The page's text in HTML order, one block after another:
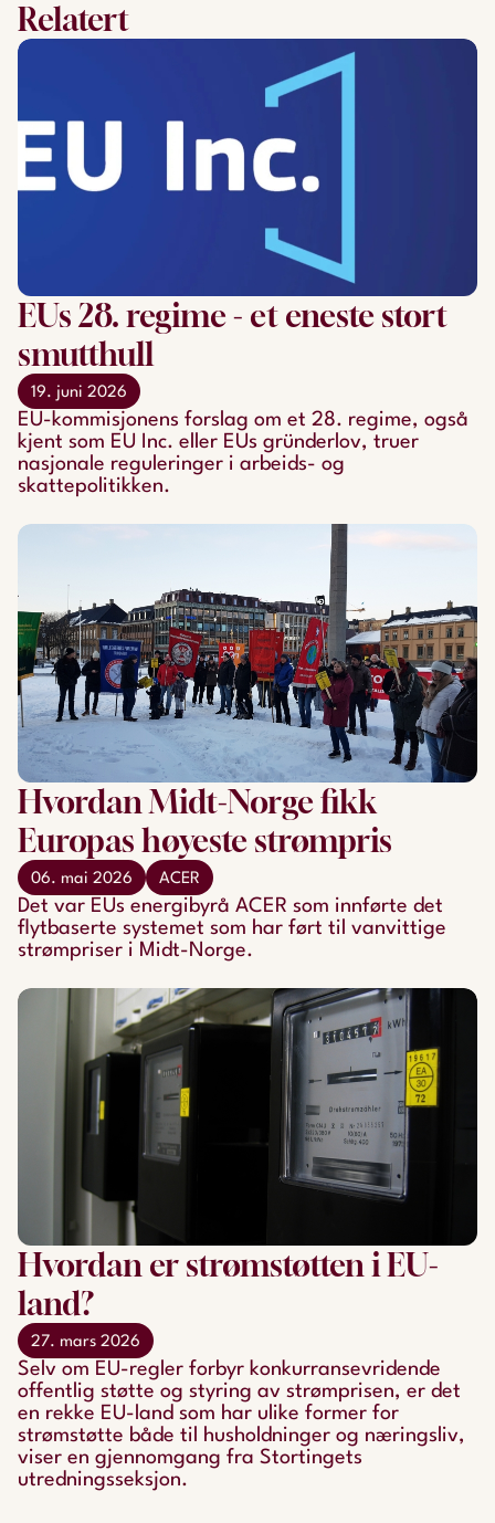
Relatert
EUs 28. regime - et eneste stort
smutthull
19. juni 2026
EU-kommisjonens forslag om et 28. regime, også
kjent som EU Inc. eller EUs gründerlov, truer
nasjonale reguleringer i arbeids- og
skattepolitikken.
Hvordan Midt-Norge fikk
Europas høyeste strømpris
06. mai 2026 ACER
Det var EUs energibyrå ACER som innførte det
flytbaserte systemet som har ført til vanvittige
strømpriser i Midt-Norge.
Hvordan er strømstøtten i EU-
land?
27. mars 2026
Selv om EU-regler forbyr konkurransevridende
offentlig støtte og styring av strømprisen, er det
en rekke EU-land som har ulike former for
strømstøtte både til husholdninger og næringsliv,
viser en gjennomgang fra Stortingets
utredningsseksjon.